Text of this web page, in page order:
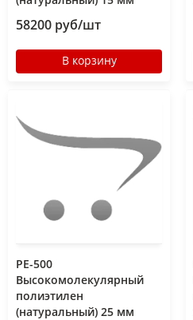
58200 руб/шт
В корзину
РЕ-500
Высокомолекулярный
полиэтилен
(натуральный) 25 мм